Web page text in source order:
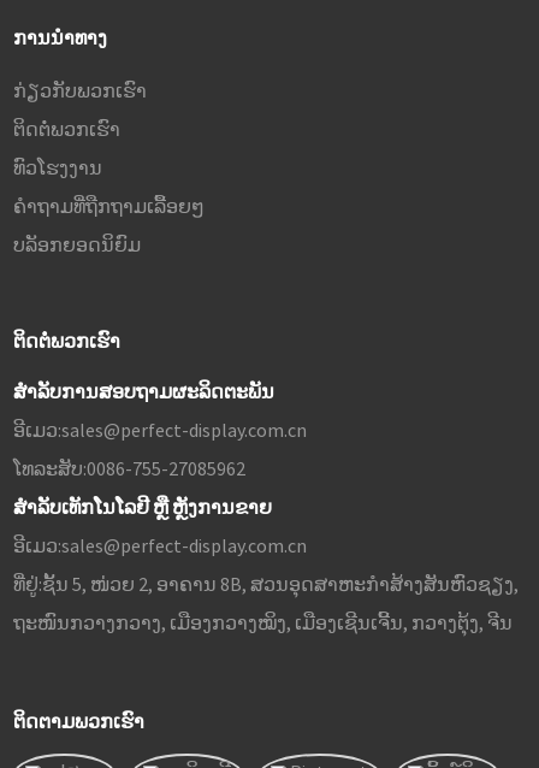
ການນຳທາງ
ກ່ຽວກັບພວກເຮົາ
ຕິດຕໍ່ພວກເຮົາ
ທົວໂຮງງານ
ຄຳຖາມທີ່ຖືກຖາມເລື້ອຍໆ
ບລັອກຍອດນິຍົມ
ຕິດຕໍ່ພວກເຮົາ
ສຳລັບການສອບຖາມຜະລິດຕະພັນ
ອີເມວ:sales@perfect-display.com.cn
ໂທລະສັບ:0086-755-27085962
ສຳລັບເທັກໂນໂລຢີ ຫຼື ຫຼັງການຂາຍ
ອີເມວ:sales@perfect-display.com.cn
ທີ່ຢູ່:ຊັ້ນ 5, ໜ່ວຍ 2, ອາຄານ 8B, ສວນອຸດສາຫະກຳສ້າງສັນຫົວຊຽງ,
ຖະໜົນກວາງກວາງ, ເມືອງກວາງໝິງ, ເມືອງເຊີນເຈີ້ນ, ກວາງຕຸ້ງ, ຈີນ
ຕິດຕາມພວກເຮົາ